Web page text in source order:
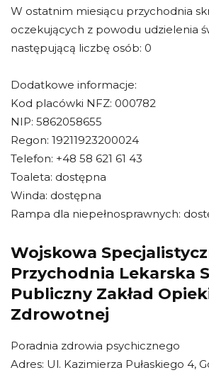
W ostatnim miesiącu przychodnia
oczekujących z powodu udzielenia
następującą liczbę osób: 0
Dodatkowe informacje:
Kod placówki NFZ: 000782
NIP: 5862058655
Regon: 19211923200024
Telefon: +48 58 621 61 43
Toaleta: dostępna
Winda: dostępna
Rampa dla niepełnosprawnych:
Wojskowa
Przychodnia Lekarska
Publiczny Zakład
Zdrowotnej
Poradnia zdrowia psychicznego
Adres: Ul. Kazimierza Pułaskiego 4,